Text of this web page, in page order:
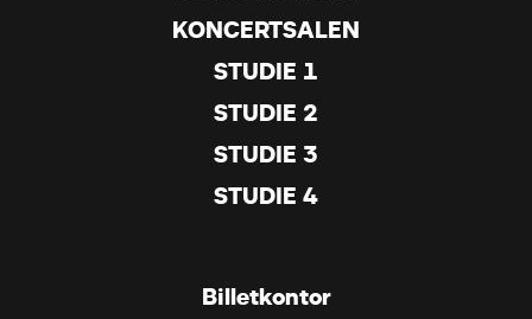
KONCERTSALEN
STUDIE 1
STUDIE 2
STUDIE 3
STUDIE 4
Billetkontor